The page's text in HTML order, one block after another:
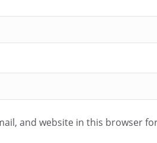
and website in this browser